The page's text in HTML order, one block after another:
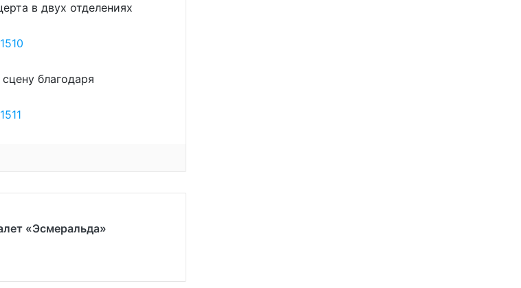
в двух отделениях
благодаря
«Эсмеральда»